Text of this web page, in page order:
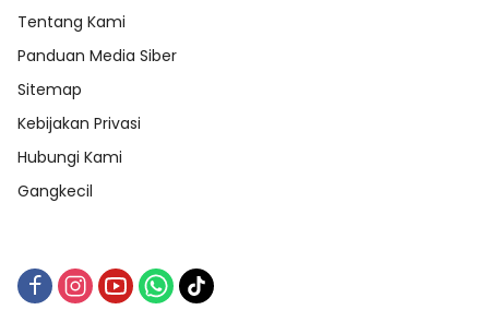
Tentang Kami
Panduan Media Siber
Sitemap
Kebijakan Privasi
Hubungi Kami
Gangkecil